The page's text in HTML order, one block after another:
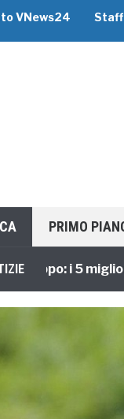
VNews24 Staff
PRIMO
i 5 migliori